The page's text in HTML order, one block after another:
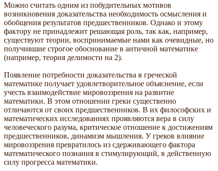
Можно считать одним из побудительных мотивов
возникновения доказательства необходимость осмысления и
обобщения результатов предшественников. Однако и этому
фактору не принадлежит решающая роль, так как, например,
существуют теории, воспринимаемые нами как очевидные, но
получившие строгое обоснование в античной математике
(например, теория делимости на 2).
Появление потребности доказательства в греческой
математике получает удовлетворительное объяснение, если
учесть взаимодействие мировоззрения на развитие
математики. В этом отношении греки существенно
отличаются от своих предшественников. В их философских и
математических исследованиях проявляются вера в силу
человеческого разума, критическое отношение к достижениям
предшественников, динамизм мышления. У греков влияние
мировоззрения превратилось из сдерживающего фактора
математического познания в стимулирующий, в действенную
силу прогресса математики.